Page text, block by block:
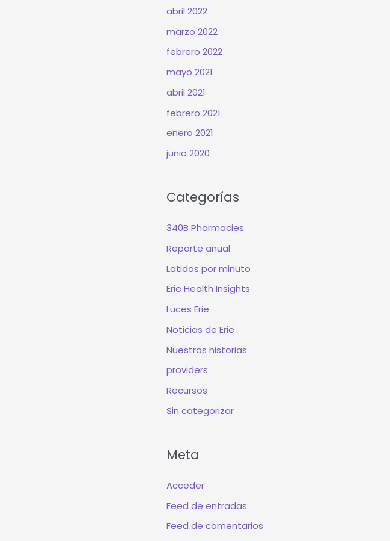
abril 2022
marzo 2022
febrero 2022
mayo 2021
abril 2021
febrero 2021
enero 2021
junio 2020
Categorías
340B Pharmacies
Reporte anual
Latidos por minuto
Erie Health Insights
Luces Erie
Noticias de Erie
Nuestras historias
providers
Recursos
Sin categorizar
Meta
Acceder
Feed de entradas
Feed de comentarios